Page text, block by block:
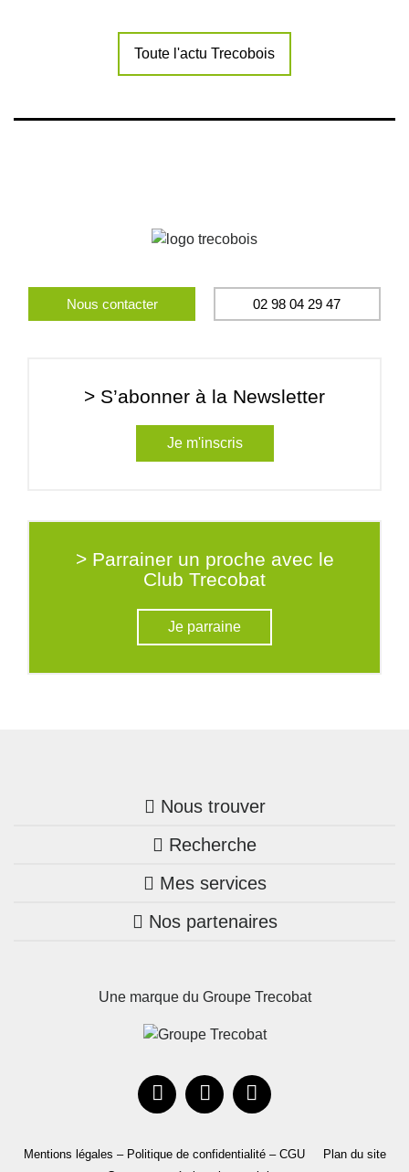
Toute l'actu Trecobois
Nous contacter 02 98 04 29 47
> S’abonner à la Newsletter
Je m'inscris
> Parrainer un proche avec le
Club Trecobat
Je parraine
Nous trouver
Trouver une agence
Bretagne
Pays de la Loire
Occitanie
Recherche
Nos annonces
Maison + terrain
Mes services
Mon compte Trecobois
Parrainez un proche!
Nos partenaires
Une marque du Groupe Trecobat
Mentions légales – Politique de confidentialité – CGU
Plan du site